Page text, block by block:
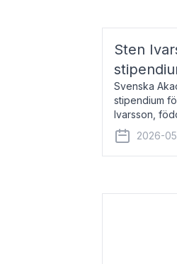
Sten
Svenska
stipendium
Ivarsson,
Trelleborg.
2026-